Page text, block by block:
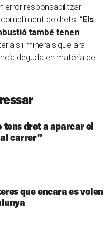
error responsabilitzar
de drets: “Els
també tenen
i minerals que ara
deguda en matèria de
tens dret a aparcar el
carrer”
que encara es volen